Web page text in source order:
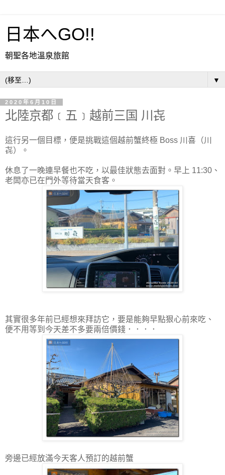
日本へGO!!
朝聖各地溫泉旅館
▼
2020年6月10日
北陸京都﹝五﹞越前三国 川㐂
這行另一個目標，便是挑戰這個越前蟹終極 Boss 川喜（川
㐂）。
休息了一晚連早餐也不吃，以最佳狀態去面對。早上 11:30、
老闆亦已在門外等待當天食客。
其實很多年前已經想來拜訪它，要是能夠早點狠心前來吃、
便不用等到今天差不多要兩倍價錢．．．．
旁邊已經放滿今天客人預訂的越前蟹